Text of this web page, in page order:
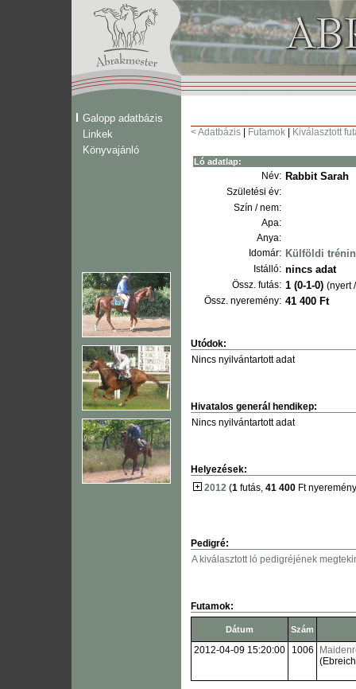
Galopp adatbázis
Linkek
Könyvajánló
< Adatbázis Futamok Kiválasztott
Ló adatlap:
Név: Rabbit Sarah
Születési év:
Szín / nem:
Apa:
Anya:
Idomár: Külföldi
Istálló: nincs adat
Össz. futás: 1 (0-1-0) (nyert
Össz. nyeremény: 41 400 Ft
Utódok:
Nincs nyilvántartott adat
Hivatalos generál hendikep:
Nincs nyilvántartott adat
Helyezések:
2012 (1 futás, 41 400 Ft
Pedigré:
A kiválasztott ló pedigréjének
Futamok:
Dátum Szám
2012-04-09 15:20:00 1006